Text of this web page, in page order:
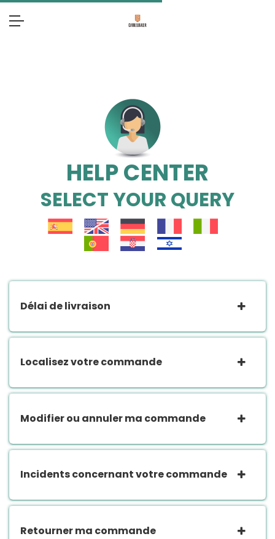
HELP CENTER
SELECT YOUR QUERY
Délai de livraison
Localisez votre commande
Modifier ou annuler ma commande
Incidents concernant votre commande
Retourner ma commande